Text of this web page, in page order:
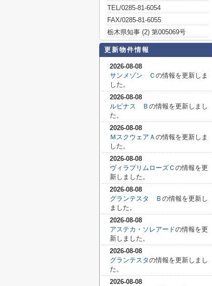
TEL/0285-81-6054
FAX/0285-81-6055
栃木県知事 (2) 第005069号
更新物件情報
2026-08-08
サンメゾン Ｃ の情報を更新しま
した。
2026-08-08
ルピナス Ｂ の情報を更新しまし
た。
2026-08-08
ＭスクウェアＡ の情報を更新しま
した。
2026-08-08
ヴィラプリムローズＣ の情報を更
新しました。
2026-08-08
グランテスタ Ｂ の情報を更新し
ました。
2026-08-08
アステカ・ソレアードの情報を更
新しました。
2026-08-08
グランテスタの情報を更新しまし
た。
2026-08-08